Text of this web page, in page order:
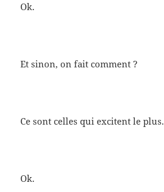
Ok.
Et sinon, on fait comment ?
Ce sont celles qui excitent le plus.
Ok.